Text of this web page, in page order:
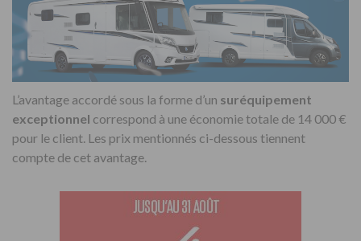
L’avantage accordé sous la forme d’un suréquipement
exceptionnel correspond à une économie totale de 14 000 €
pour le client. Les prix mentionnés ci-dessous tiennent
compte de cet avantage.